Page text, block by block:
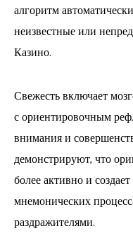
алгоритм
неизвестные или
Казино.
Свежесть включает
с ориентировочным
внимания и
демонстрируют, что
более активно и
мнемонических
раздражителями.